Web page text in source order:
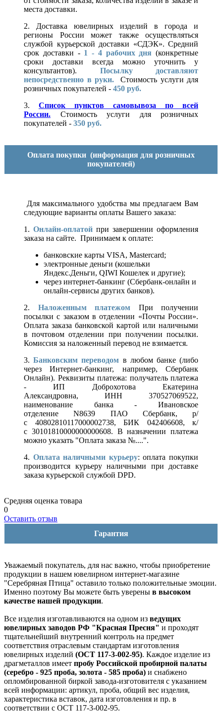
места доставки.
2. Доставка ювелирных изделий в города и
регионы России может также осуществляться
службой курьерской доставки «СДЭК». Средний
срок доставки - 1 - 4 рабочих дня (конкретные
сроки доставки всегда можно уточнить у
консультантов). Посылку доставляют
непосредственно в руки.
Стоимость услуги для
розничных покупателей - 450 руб.
3. Список пунктов самовывоза по всей
России.
Стоимость услуги для розничных
покупателей - 350 руб.
Оплата покупки (информация для розничных
покупателей)
Для максимального удобства мы предлагаем Вам
следующие варианты оплаты Вашего заказа:
1. Онлайн-оплатой при завершении оформления
заказа на сайте. Принимаем к оплате:
банковские карты VISA, Mastercard;
электронные деньги (кошельки
Яндекс.Деньги, QIWI Кошелек и другие);
через интернет-банкинг (Сбербанк-онлайн и
онлайн-сервисы других банков).
2. Наложенным платежом При получении
посылки с заказом в отделении «Почты России».
Оплата заказа банковской картой или наличными
в почтовом отделении при получении посылки.
Комиссия за наложенный перевод не взимается.
3.Банковским переводом в любом банке (либо
через Интернет-банкинг, например, Сбербанк
Онлайн). Реквизиты платежа: получатель платежа
- ИП Доброхотова Екатерина
Александровна, ИНН 370527069522,
наименование банка - Ивановское
отделение N8639 ПАО Сбербанк, р/
с 40802810117000002738, БИК 042406608, к/
с 30101810000000000608. В назначении платежа
можно указать "Оплата заказа №....".
4. Оплата наличными курьеру: оплата покупки
производится курьеру наличными при доставке
заказа курьерской службой DPD.
Средняя оценка товара
0
Оставить отзыв
Гарантия
Уважаемый покупатель, для нас важно, чтобы приобретение
продукции в нашем ювелирном интернет-магазине
"Серебряная Птица" оставило только положительные эмоции.
Именно поэтому Вы можете быть уверены в высоком
качестве нашей продукции.
Все изделия изготавливаются на одном из ведущих
ювелирных заводов РФ "Красная Пресня" и проходят
тщательнейший внутренний контроль на предмет
соответствия отраслевым стандартам изготовления
ювелирных изделий (ОСТ 117-3-002-95). Каждое изделие из
драгметаллов имеет пробу Российской пробирной палаты
(серебро - 925 проба, золота - 585 проба) и снабжено
опломбированной биркой завода-изготовителя с указанием
всей информации: артикул, проба, общий вес изделия,
характеристика вставок, дата изготовления и пр. в
соответствии с ОСТ 117-3-002-95.